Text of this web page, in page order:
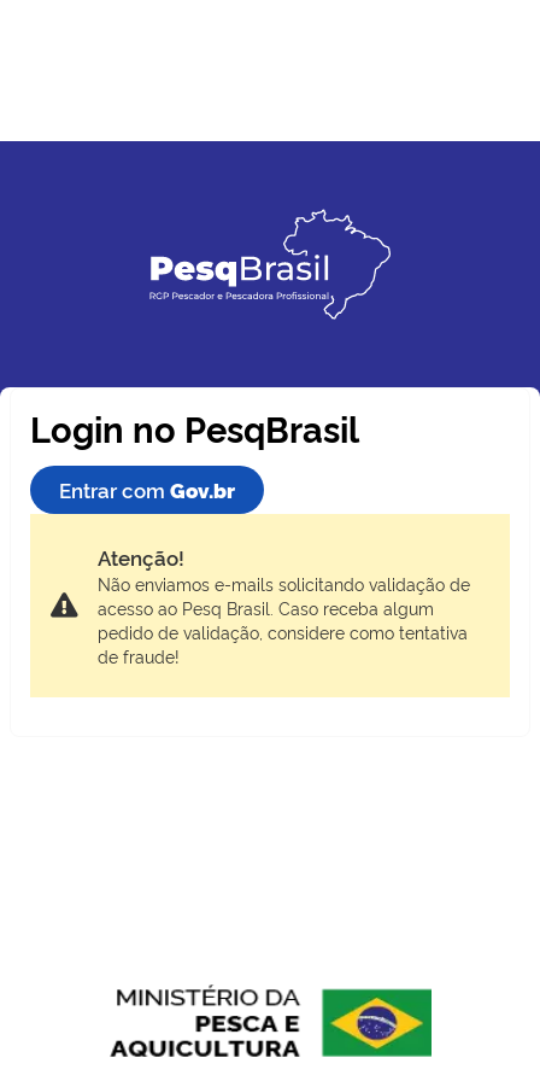
Login no PesqBrasil
Entrar com Gov.br
Atenção!
Não enviamos e-mails solicitando validação de
acesso ao Pesq Brasil. Caso receba algum
pedido de validação, considere como tentativa
de fraude!